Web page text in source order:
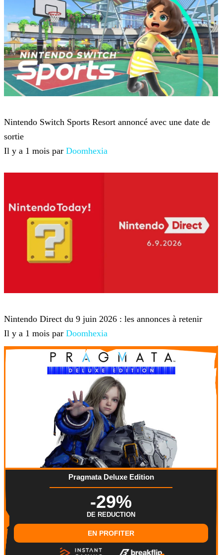
Nintendo Switch Sports Resort annoncé avec une date de
sortie
Il y a 1 mois par Doomhexia
Nintendo Direct du 9 juin 2026 : les annonces à retenir
Il y a 1 mois par Doomhexia
Pragmata Deluxe Edition
-29%
DE REDUCTION
EN PROFITER